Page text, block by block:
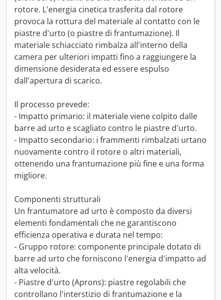
rotore. L'energia cinetica trasferita dal rotore
provoca la rottura del materiale al contatto con le
piastre d'urto (o piastre di frantumazione). Il
materiale schiacciato rimbalza all'interno della
camera per ulteriori impatti fino a raggiungere la
dimensione desiderata ed essere espulso
dall'apertura di scarico.
Il processo prevede:
- Impatto primario: il materiale viene colpito dalle
barre ad urto e scagliato contro le piastre d'urto.
- Impatto secondario: i frammenti rimbalzati urtano
nuovamente contro il rotore o altri materiali,
ottenendo una frantumazione più fine e una forma
migliore.
Componenti strutturali
Un frantumatore ad urto è composto da diversi
elementi fondamentali che ne garantiscono
efficienza operativa e durata nel tempo:
- Gruppo rotore: componente principale dotato di
barre ad urto che forniscono l'energia d'impatto ad
alta velocità.
- Piastre d'urto (Aprons): piastre regolabili che
controllano l'interstizio di frantumazione e la